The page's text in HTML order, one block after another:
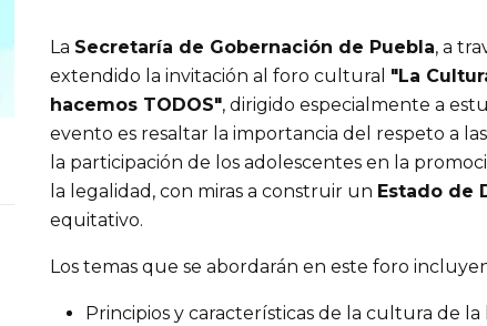
La Secretaría de Gobernación de Puebla, a
extendido la invitación al foro cultural "La
hacemos TODOS", dirigido especialmente a
evento es resaltar la importancia del respeto a
la participación de los adolescentes en la
la legalidad, con miras a construir un Estado de
equitativo.
Los temas que se abordarán en este foro
Principios y características de la cultura de la